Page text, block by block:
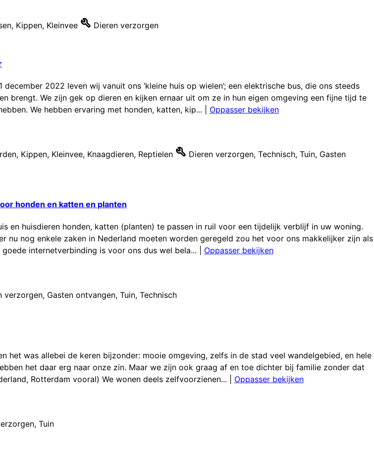
, Kippen, Kleinvee Dieren verzorgen
2022 leven wij vanuit ons ‘kleine huis op wielen’; een elektrische bus, die ons steeds
brengt. We zijn gek op dieren en kijken ernaar uit om ze in hun eigen omgeving een fijne tijd te
We hebben ervaring met honden, katten, kip...
Oppasser bekijken
, Kippen, Kleinvee, Knaagdieren, Reptielen Dieren verzorgen, Technisch, Tuin, Gasten
honden en katten en planten
en huisdieren honden, katten (planten) te passen in ruil voor een tijdelijk verblijf in uw woning.
nu nog enkele zaken in Nederland moeten worden geregeld zou het voor ons makkelijker zijn als
internetverbinding is voor ons dus wel bela...
Oppasser bekijken
verzorgen, Gasten ontvangen, Tuin, Technisch
het was allebei de keren bijzonder: mooie omgeving, zelfs in de stad veel wandelgebied, en hele
het daar erg naar onze zin. Maar we zijn ook graag af en toe dichter bij familie zonder dat
Rotterdam vooral) We wonen deels zelfvoorzienen...
Oppasser bekijken
, Tuin